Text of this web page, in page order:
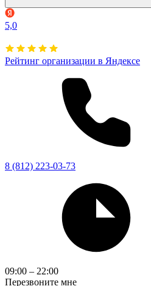
5,0
Рейтинг организации в Яндексе
8 (812) 223-03-73
09:00 – 22:00
Перезвоните мне